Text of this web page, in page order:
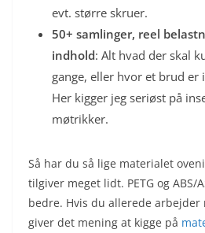
evt. større skruer.
50+ samlinger, reel
indhold: Alt hvad der skal
gange, eller hvor et brud
Her kigger jeg seriøst på
møtrikker.
Så har du så lige materialet
tilgiver meget lidt. PETG og ABS/
bedre. Hvis du allerede
giver det mening at kigge på